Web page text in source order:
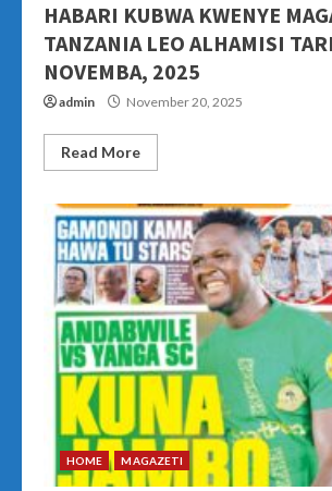
HABARI KUBWA KWENYE
TANZANIA LEO ALHAMISI
NOVEMBA, 2025
admin November 20, 2025
Read More
HOME MAGAZETI